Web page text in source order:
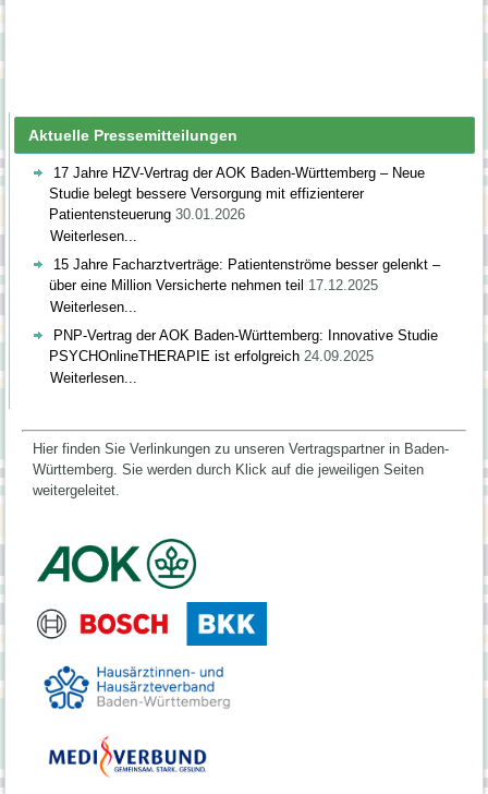
Aktuelle Pressemitteilungen
17 Jahre HZV-Vertrag der AOK Baden-Württemberg – Neue
Studie belegt bessere Versorgung mit effizienterer
Patientensteuerung 30.01.2026
Weiterlesen...
15 Jahre Facharztverträge: Patientenströme besser gelenkt –
über eine Million Versicherte nehmen teil 17.12.2025
Weiterlesen...
PNP-Vertrag der AOK Baden-Württemberg: Innovative Studie
PSYCHOnlineTHERAPIE ist erfolgreich 24.09.2025
Weiterlesen...
Hier finden Sie Verlinkungen zu unseren Vertragspartner in Baden-
Württemberg.Sie werden durch Klick auf die jeweiligen Seiten
weitergeleitet.